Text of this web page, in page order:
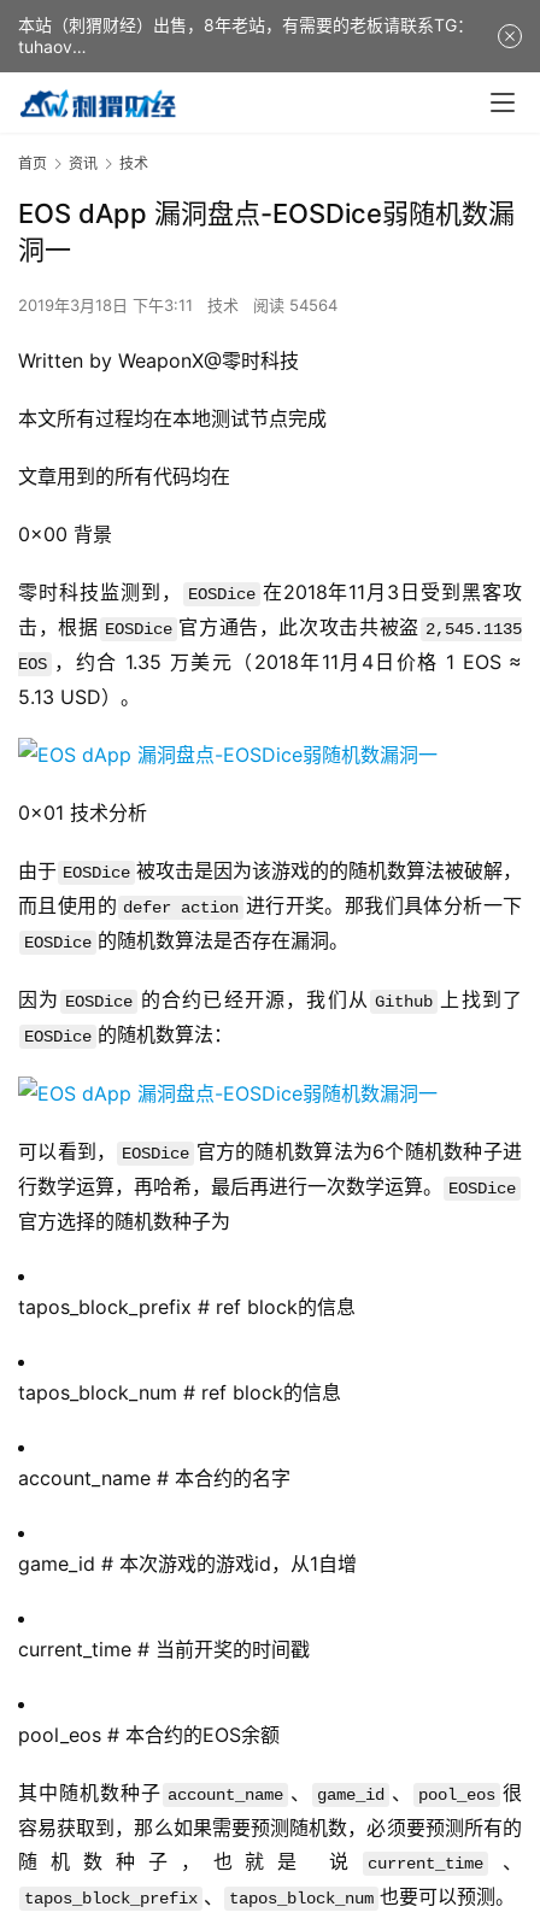
首页 资讯 技术
EOS dApp 漏洞盘点-EOSDice弱随机数漏
洞一
2019年3月18日 下午3:11 技术 阅读 54564
Written by WeaponX@零时科技
本文所有过程均在本地测试节点完成
文章用到的所有代码均在
0x00 背景
零时科技监测到， EOSDice 在2018年11月3日受到黑客攻
击，根据 EOSDice 官方通告，此次攻击共被盗 2,545.1135
EOS ，约合 1.35 万美元（2018年11月4日价格 1 EOS ≈
5.13 USD）。
0x01 技术分析
由于 EOSDice 被攻击是因为该游戏的的随机数算法被破解，
而且使用的 defer action 进行开奖。那我们具体分析一下
EOSDice 的随机数算法是否存在漏洞。
因为 EOSDice 的合约已经开源，我们从 Github 上找到了
EOSDice 的随机数算法：
可以看到， EOSDice 官方的随机数算法为6个随机数种子进
行数学运算，再哈希，最后再进行一次数学运算。
EOSDice
官方选择的随机数种子为
tapos_block_prefix # ref block的信息
tapos_block_num # ref block的信息
account_name # 本合约的名字
game_id # 本次游戏的游戏id，从1自增
current_time # 当前开奖的时间戳
pool_eos # 本合约的EOS余额
其中随机数种子 account_name 、 game_id 、 pool_eos 很
容易获取到，那么如果需要预测随机数，必须要预测所有的
随机数种子，也就是 说
current_time 、
tapos_block_prefix 、 tapos_block_num 也要可以预测。
本站（刺猬财经）出售，8年老站，有需要的老板请联系TG：
tuhaov
This website (ciweicaijing) is for sale. It is a 8-year-old
website. If you need it, please contact TG: tuhaov